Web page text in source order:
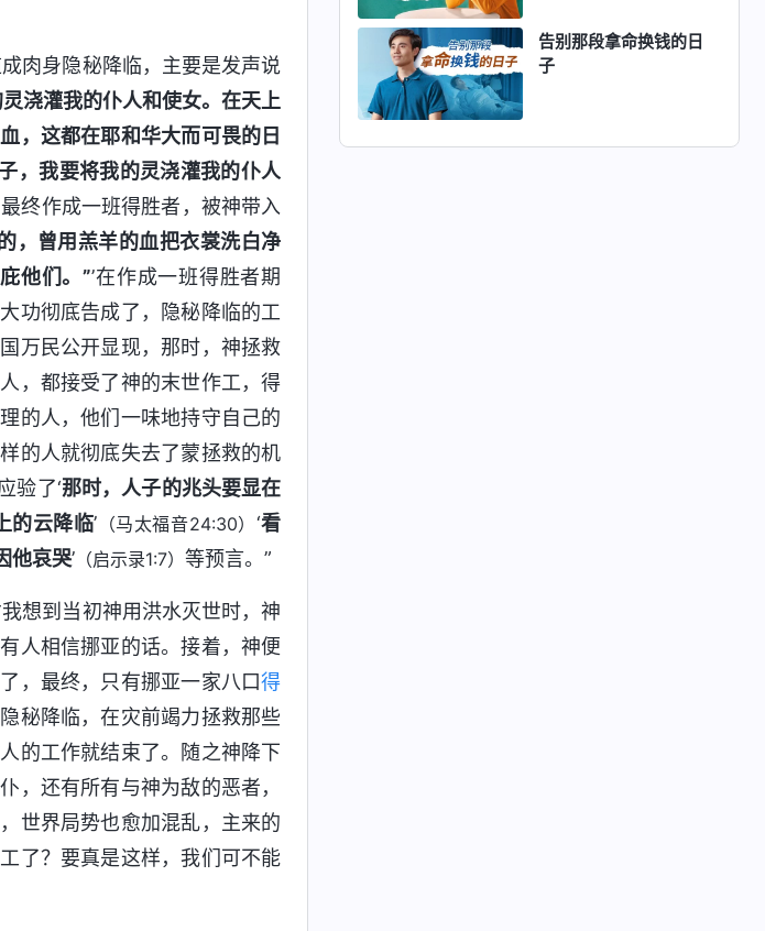
肉身隐秘降临，主要是发声说
浇灌我的仆人和使女。在天上
，这都在耶和华大而可畏的日
，我要将我的灵浇灌我的仆人
终作成一班得胜者，被神带入
，曾用羔羊的血把衣裳洗白净
他们。”’在作成一班得胜者期
功彻底告成了，隐秘降临的工
万民公开显现，那时，神拯救
，都接受了神的末世作工，得
的人，他们一味地持守自己的
的人就彻底失去了蒙拯救的机
验了‘那时，人子的兆头要显在
的云降临’ （马太福音24:30） ‘看
他哀哭’ （启示录1:7） 等预言。”
想到当初神用洪水灭世时，神
人相信挪亚的话。接着，神便
，最终，只有挪亚一家八口得
秘降临，在灾前竭力拯救那些
的工作就结束了。随之神降下
，还有所有与神为敌的恶者，
世界局势也愈加混乱，主来的
了？要真是这样，我们可不能
告别那段拿命换钱的日
子